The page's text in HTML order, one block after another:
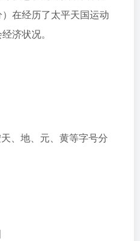
在经历了太平天国运动
济状况。
、地、元、黄等字号分